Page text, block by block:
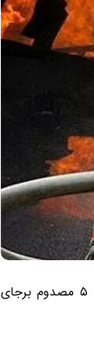
رئیس سازمان اورژانس استان تهران گفت: حادثه حریق در کارخانه پارچه در شهرک صنعتی صفادشت ۵ مصدوم برجای